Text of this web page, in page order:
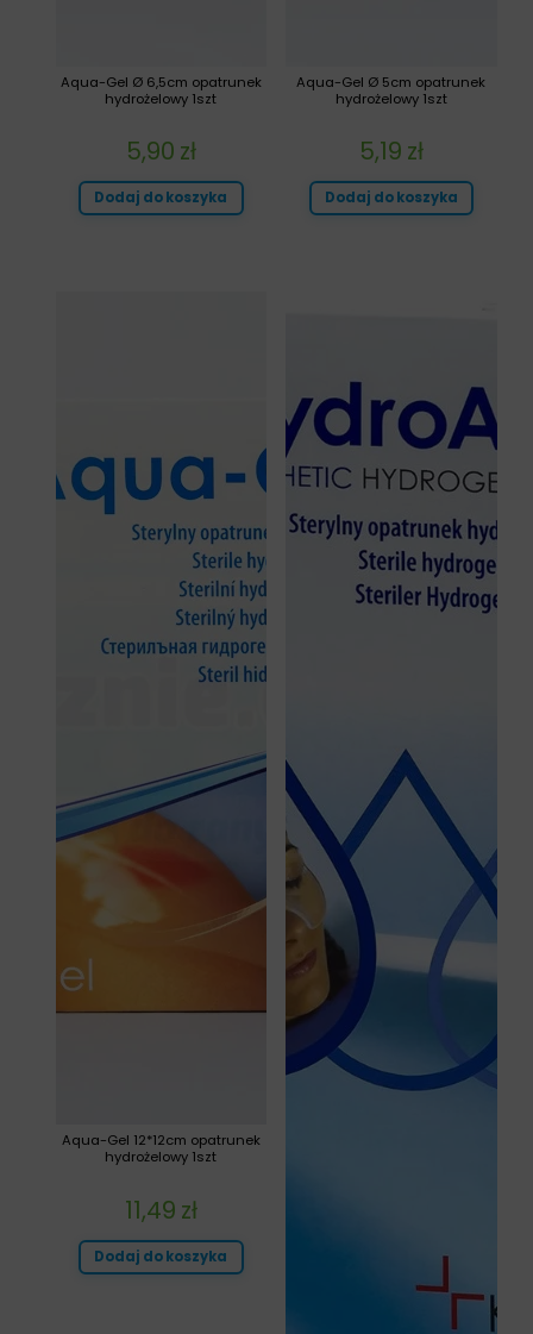
Aqua-Gel Ø 5cm opatrunek
hydrożelowy 1szt
5,19 zł
Dodaj do koszyka
Aqua-Gel Ø 6,5cm opatrunek
hydrożelowy 1szt
5,90 zł
Dodaj do koszyka
Aqua-Gel 12*12cm opatrunek
hydrożelowy 1szt
11,49 zł
Dodaj do koszyka